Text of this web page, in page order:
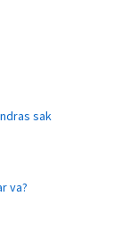
sak
va?